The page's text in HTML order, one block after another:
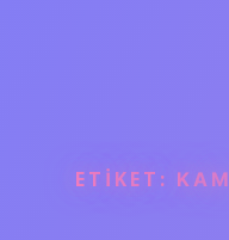
ETIKET: KAM